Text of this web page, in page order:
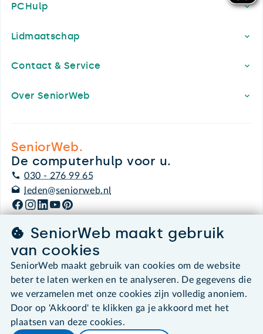
PCHulp
Lidmaatschap
Contact & Service
Over SeniorWeb
SeniorWeb.
De computerhulp voor u.
030 - 276 99 65
leden@seniorweb.nl
©2026 SeniorWeb
Algemene voorwaarden
Cookies en cookie-instellingen
Disclaimer
Privacybeleid
SeniorWeb maakt gebruik
van cookies
SeniorWeb maakt gebruik van cookies om de website
beter te laten werken en te analyseren. De gegevens die
we verzamelen met onze cookies zijn volledig anoniem.
Door op 'Akkoord' te klikken ga je akkoord met het
plaatsen van deze cookies.